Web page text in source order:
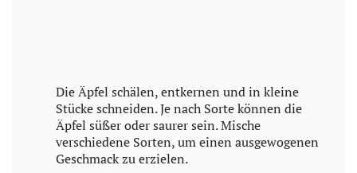
Die Äpfel schälen, entkernen und in kleine
Stücke schneiden. Je nach Sorte können die
Äpfel süßer oder saurer sein. Mische
verschiedene Sorten, um einen ausgewogenen
Geschmack zu erzielen.